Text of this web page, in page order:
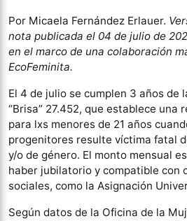
Por Micaela Fernández Erlauer.
nota publicada el 04 de julio de
en el marco de una colaboración
EcoFeminita.
El 4 de julio se cumplen 3 años de
“Brisa” 27.452, que establece una
para lxs menores de 21 años
progenitores resulte víctima fatal
y/o de género. El monto mensual
haber jubilatorio y compatible con
sociales, como la Asignación
Según datos de la Oficina de la